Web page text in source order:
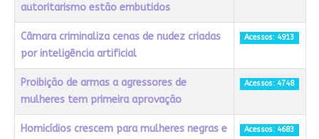
autoritarismo estão embutidos
Câmara criminaliza cenas de nudez criadas
por inteligência artificial
Acessos: 4913
Proibição de armas a agressores de
mulheres tem primeira aprovação
Acessos: 4748
Homicídios crescem para mulheres negras e
Acessos: 4683